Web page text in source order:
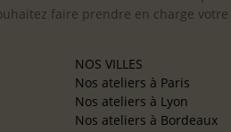
faire prendre en charge
NOS VILLES
Nos ateliers à Paris
Nos ateliers à Lyon
Nos ateliers à Bordeaux